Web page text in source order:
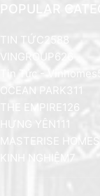
POPULAR
TIN TỨC 2588
VINGROUP626
Tin Tức - Vinhomes
OCEAN PARK 311
THE EMPIRE126
HƯNG YÊN 111
MASTERISE HOMES
KINH NGHIỆM 7